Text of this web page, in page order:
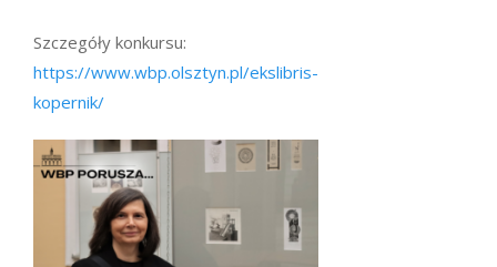
Szczegóły konkursu:
https://www.wbp.olsztyn.pl/ekslibris-
kopernik/